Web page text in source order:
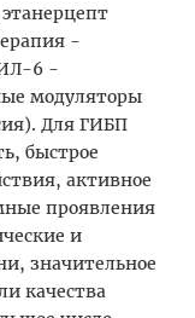
-
ИЛ-6 -
модуляторы
Для ГИБП
быстрое
активное
проявления
и
значительное
качества